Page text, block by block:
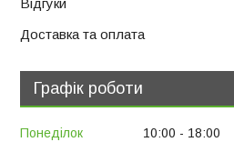
Відгуки
Доставка та оплата
Графік роботи
Понеділок 10:00
18:00